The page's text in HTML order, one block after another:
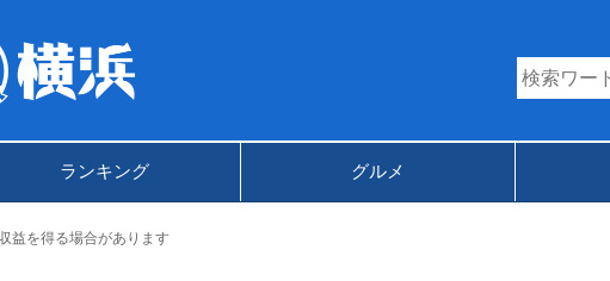
ランキング グルメ
益を得る場合があります